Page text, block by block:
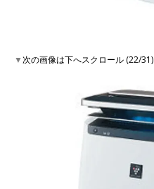
▼次の画像は下へスクロール (22/31)